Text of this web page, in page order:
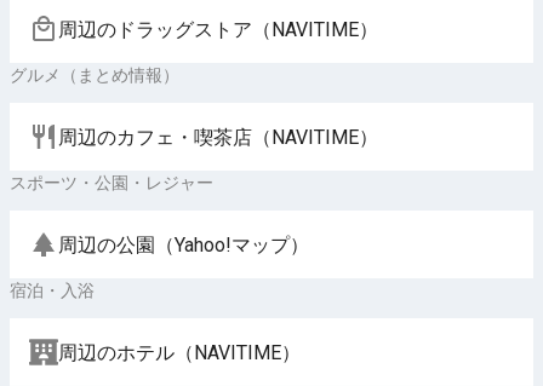
周辺のドラッグストア（NAVITIME）
グルメ（まとめ情報）
周辺のカフェ・喫茶店（NAVITIME）
スポーツ・公園・レジャー
周辺の公園（Yahoo!マップ）
宿泊・入浴
周辺のホテル（NAVITIME）